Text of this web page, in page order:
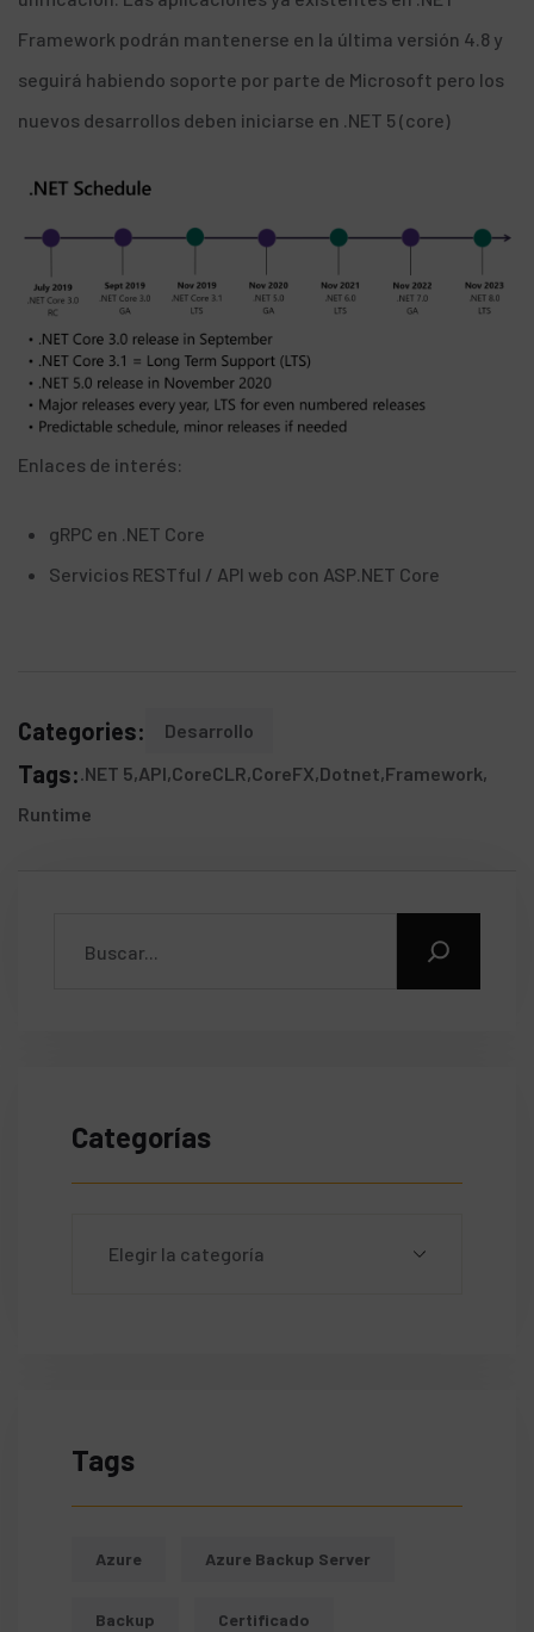
Framework podrán mantenerse en la última versión 4.8 y
seguirá habiendo soporte por parte de Microsoft pero los
nuevos desarrollos deben iniciarse en .NET 5 (core)
Enlaces de interés:
gRPC en .NET Core
Servicios RESTful / API web con ASP.NET Core
Categories: Desarrollo
Tags:.NET 5 API CoreCLR CoreFX Dotnet Framework
Runtime
Categorías
Tags
Azure Azure Backup Server
Backup Certificado